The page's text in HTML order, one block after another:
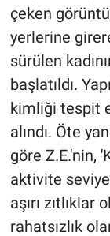
çeken
yerlerine
sürülen
başlatıldı.
kimliği tespit
alındı. Öte
göre Z.E.'nin,
aktivite
aşırı
rahatsızlık
Kültür
Ne
Nedir
Popüler